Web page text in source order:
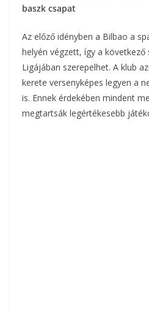
baszk csapat
Az előző idényben a Bilbao a
helyén végzett, így a
Ligájában szerepelhet. A klub
kerete versenyképes legyen a
is. Ennek érdekében mindent
megtartsák legértékesebb